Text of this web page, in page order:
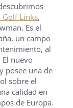
Golf Links,
Es el
un campo
al
nuevo
posee una de
sobre el
calidad en
de Europa.